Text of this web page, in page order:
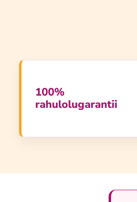
100%
rahulolugarantii